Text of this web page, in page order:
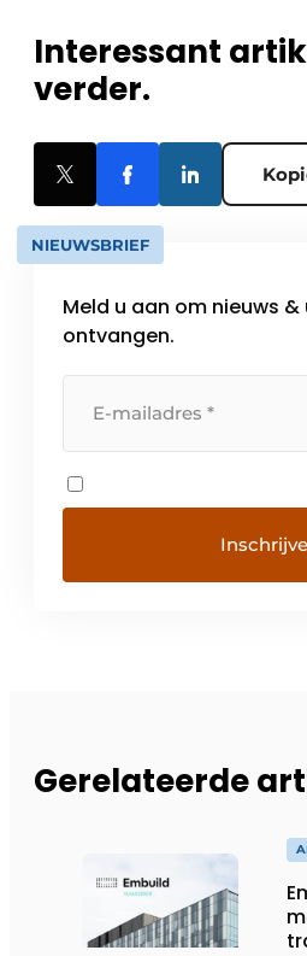
Interessant
verder.
NIEUWSBRIEF
Meld u aan om nieuws
ontvangen.
Gerelateerde